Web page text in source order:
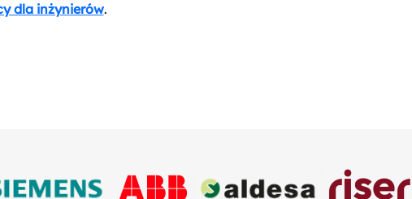
dla inżynierów.